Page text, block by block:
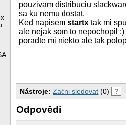
pouzivam distribuciu
sa ku nemu dostat.
Ked napisemstartx tak mi
ale nejak som to nepochopil :)
poradte mi niekto ale tak
Nástroje: Začni sledovat (0) ?
Odpovědi